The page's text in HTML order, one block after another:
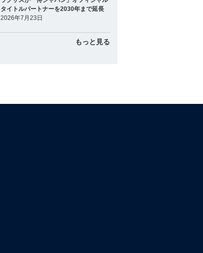
タイトルパートナーを2030年まで延長
2026年7月23日
もっと見る